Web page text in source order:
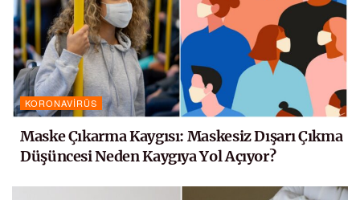
KORONAVIRÜS
Maske Çıkarma Kaygısı: Maskesiz Dışarı Çıkma
Düşüncesi Neden Kaygıya Yol Açıyor?